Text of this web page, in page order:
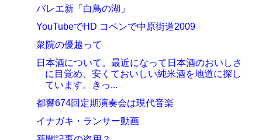
バレエ新「白鳥の湖」
YouTubeでHD コペンで中原街道2009
衆院の優越って
日本酒について。最近になって日本酒のおいしさ
に目覚め、安くておいしい純米酒を地道に探し
ています。きっ...
都響674回定期演奏会は現代音楽
イナガキ・ランサー動画